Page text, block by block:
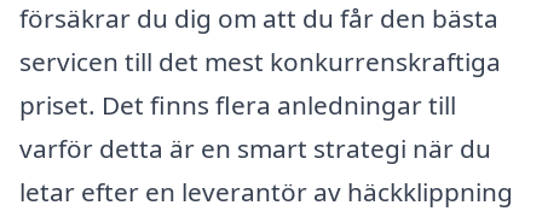
försäkrar du dig om att du får den bästa
servicen till det mest konkurrenskraftiga
priset. Det finns flera anledningar till
varför detta är en smart strategi när du
letar efter en leverantör av häckklippning